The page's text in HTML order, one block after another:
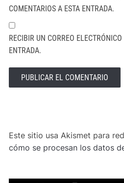
COMENTARIOS A ESTA ENTRADA.
RECIBIR UN CORREO
ENTRADA.
Este sitio usa Akismet para
cómo se procesan los datos